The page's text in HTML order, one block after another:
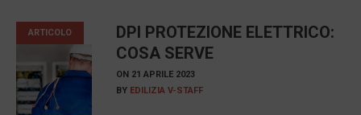
ARTICOLO
DPI PROTEZIONE ELETTRICO:
COSA SERVE
ON 21 APRILE 2023
BY EDILIZIA V-STAFF